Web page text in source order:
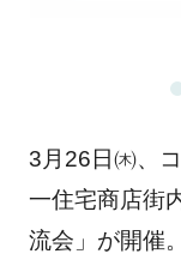
3月26日㈭、
一住宅商店街
流会」が開催